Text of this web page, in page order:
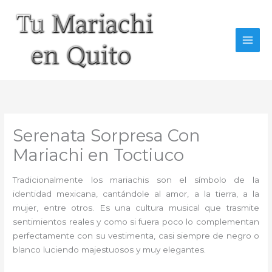
contenido
Serenata Sorpresa Con
Mariachi en Toctiuco
Tradicionalmente los mariachis son el símbolo de la
identidad mexicana, cantándole al amor, a la tierra, a la
mujer, entre otros. Es una cultura musical que trasmite
sentimientos reales y como si fuera poco lo complementan
perfectamente con su vestimenta, casi siempre de negro o
blanco luciendo majestuosos y muy elegantes.